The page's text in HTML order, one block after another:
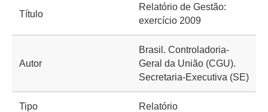
Título
Relatório de Gestão:
exercício 2009
Autor
Brasil. Controladoria-
Geral da União (CGU).
Secretaria-Executiva (SE)
Tipo Relatório